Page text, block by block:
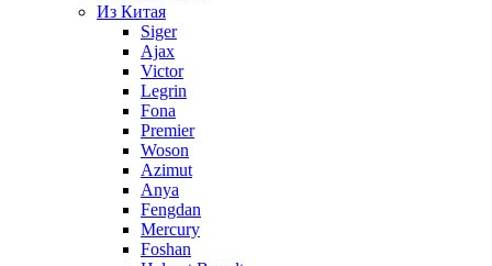
Из Китая
Siger
Ajax
Victor
Legrin
Fona
Premier
Woson
Azimut
Anya
Fengdan
Mercury
Foshan